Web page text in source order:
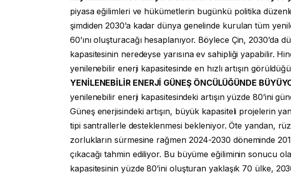
piyasa eğilimleri ve hükümetlerin bugünkü politika
şimdiden 2030’a kadar dünya genelinde kurulan tüm
60’ını oluşturacağı hesaplanıyor. Böylece Çin, 2030’da
kapasitesinin neredeyse yarısına ev sahipliği yapabilir.
yenilenebilir enerji kapasitesinde en hızlı artışın
YENİLENEBİLİR ENERJİ GÜNEŞ ÖNCÜLÜĞÜNDE
yenilenebilir enerji kapasitesindeki artışın yüzde 80’ini
Güneş enerjisindeki artışın, büyük kapasiteli projelerin
tipi santrallerle desteklenmesi bekleniyor. Öte yandan,
zorlukların sürmesine rağmen 2024-2030 döneminde
çıkacağı tahmin ediliyor. Bu büyüme eğiliminin sonucu
kapasitesinin yüzde 80’ini oluşturan yaklaşık 70 ülke,